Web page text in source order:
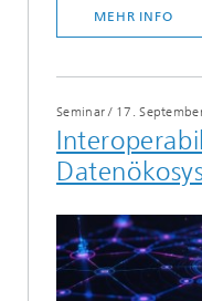
MEHR INFO
Seminar / 17.